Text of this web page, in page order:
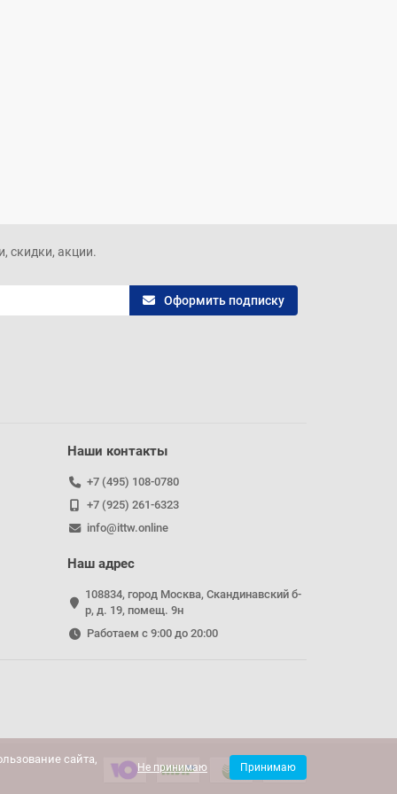
сайта,
Не принимаю Принимаю
скидки, акции.
Оформить подписку
Наши контакты
+7 (495) 108-0780
+7 (925) 261-6323
info@ittw.online
Наш адрес
108834, город Москва, Скандинавский б-
р, д. 19, помещ. 9н
Работаем с 9:00 до 20:00